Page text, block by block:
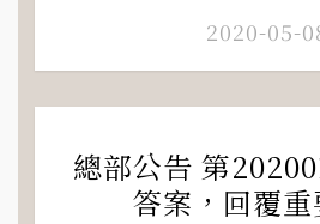
2020-05-
總部公告 第
答案，回覆